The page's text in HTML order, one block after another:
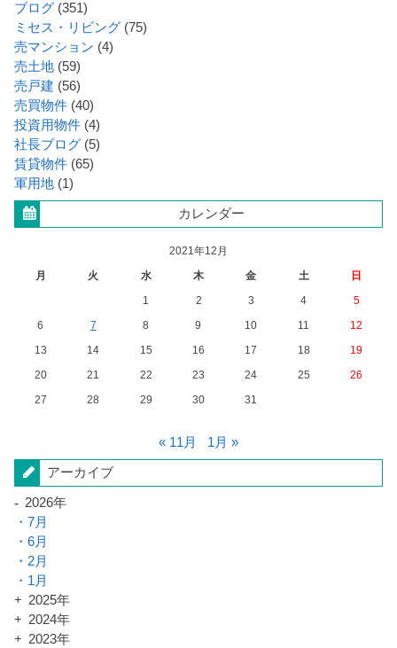
ブログ (351)
ミセス・リビング (75)
売マンション (4)
売土地 (59)
売戸建 (56)
売買物件 (40)
投資用物件 (4)
社長ブログ (5)
賃貸物件 (65)
軍用地 (1)
カレンダー
2021年12月
月
火 水 木 金 土
日
1
2 3 4
5
6
7 8 9 10 11
12
13
14 15 16 17 18
19
20
21 22 23 24 25
26
27
28 29 30 31
« 11月 1月 »
アーカイブ
2026年
7月
6月
2月
1月
2025年
2024年
2023年